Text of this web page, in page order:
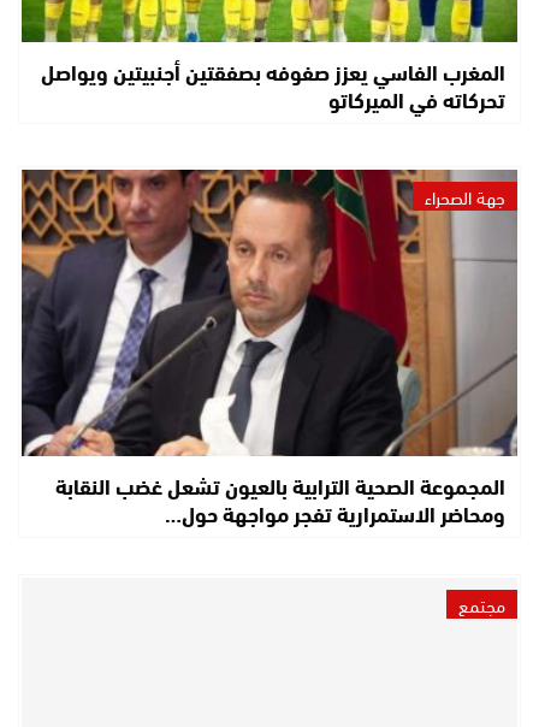
المغرب الفاسي يعزز صفوفه بصفقتين أجنبيتين ويواصل
تحركاته في الميركاتو
جهة الصحراء
المجموعة الصحية الترابية بالعيون تشعل غضب النقابة
ومحاضر الاستمرارية تفجر مواجهة حول…
مجتمع